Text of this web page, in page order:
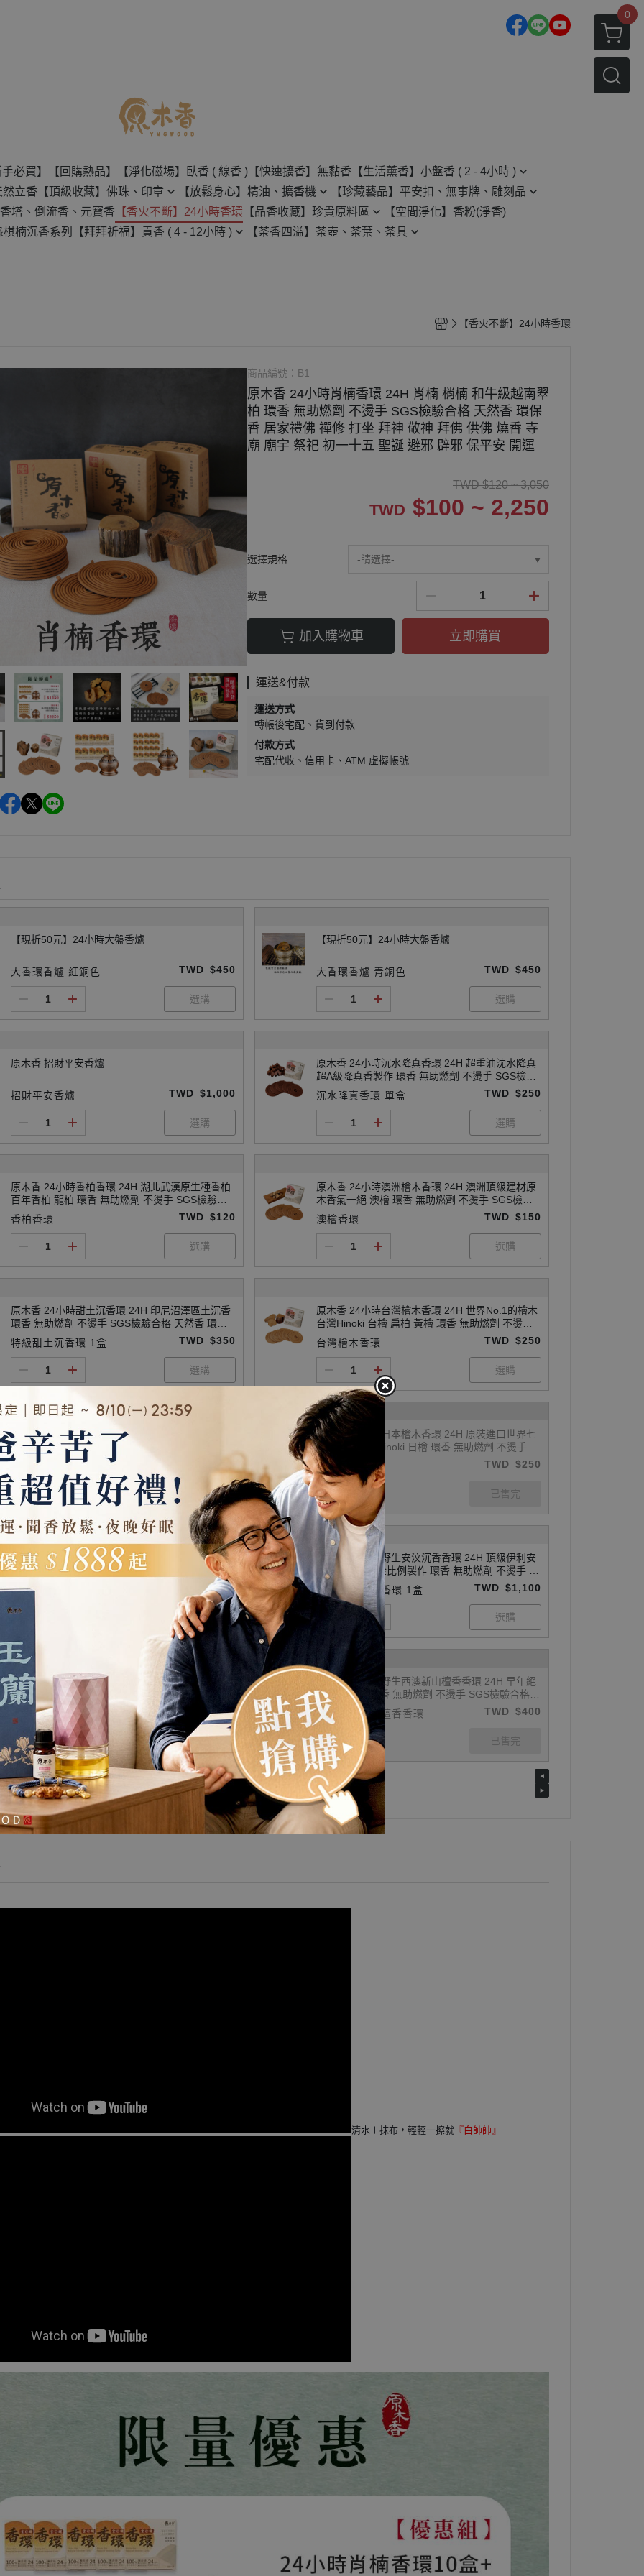
0
必買】 【回購熱品】 【淨化磁場】臥香 ( 線香 )【快速擴香】無黏香 【生活薰香】小盤香 ( 2 - 4小時 )
4H 小盤香
立香 【頂級收藏】佛珠、印章 【放鬆身心】精油、擴香機
無水擴香機
【珍藏藝品】平安扣、無事牌、雕刻品
塔、倒流香、元寶香 【香火不斷】24小時香環 【品香收藏】珍貴原料區
【空間淨化】香粉(淨香)
楠沉香系列
【拜拜祈福】貢香 ( 4 - 12小時 ) 【茶香四溢】茶壺、茶葉、茶具
【香火不斷】24小時香環
商品編號： B1
原木香 24小時肖楠香環 24H 肖楠 梢楠 和牛級越南翠
柏 環香 無助燃劑 不燙手 SGS檢驗合格 天然香 環保
香 居家禮佛 禪修 打坐 拜神 敬神 拜佛 供佛 燒香 寺
廟 廟宇 祭祀 初一十五 聖誕 避邪 辟邪 保平安 開運
TWD $120 ~ 3,050
TWD $100 ~ 2,250
選擇規格 -請選擇-
數量
加入購物車 立即購買
運送&付款
運送方式
轉帳後宅配
貨到付款
付款方式
宅配代收
信用卡 ATM 虛擬帳號
【現折50元】24小時大盤香爐
大香環香爐 紅銅色 TWD $450
【現折50元】24小時大盤香爐
大香環香爐 青銅色 TWD $450
原木香 招財平安香爐
招財平安香爐 TWD $1,000
原木香 24小時沉水降真香環 24H 超重油沈水降真
超A級降真香製作 環香 無助燃劑 不燙手 SGS檢驗
合格 天然香 環保香 居家禮佛 禪修 打坐 拜神 敬神
拜佛 供佛 燒香 寺廟 廟宇 祭祀 初一十五 聖誕 除障
香 除障 除穢 避邪 辟邪 化煞 擋煞 開運 祈福 淨化
磁場 保平安 請神
沉水降真香環 單盒 TWD $250
原木香 24小時香柏香環 24H 湖北武漢原生種香柏
百年香柏 龍柏 環香 無助燃劑 不燙手 SGS檢驗合
格 天然香 環保香 居家禮佛 禪修 打坐 拜神 敬神 拜
佛 供佛 燒香 寺廟 廟宇 祭祀 初一十五 聖誕 避邪
香柏香環 TWD $120
原木香 24小時澳洲檜木香環 24H 澳洲頂級建材原
木香氣一絕 澳檜 環香 無助燃劑 不燙手 SGS檢驗
合格 天然香 環保香 居家禮佛 禪修 打坐 拜神 敬神
拜佛 供佛 燒香 寺廟 廟宇 祭祀 初一十五 聖誕 招財
澳檜香環 TWD $150
原木香 24小時甜土沉香環 24H 印尼沼澤區土沉香
環香 無助燃劑 不燙手 SGS檢驗合格 天然香 環保
香 居家禮佛 禪修 打坐 拜神 敬神 拜佛 供佛 燒香
寺廟 廟宇 祭祀 初一十五 聖誕 開運 招財 祈福 納福
特級甜土沉香環 1盒 TWD $350
原木香 24小時台灣檜木香環 24H 世界No.1的檜木
台灣Hinoki 台檜 扁柏 黃檜 環香 無助燃劑 不燙手
SGS檢驗合格 天然香 環保香 居家禮佛 禪修 打坐
拜神 敬神 拜佛 供佛 燒香 寺廟 廟宇 祭祀 初一十五
台灣檜木香環 TWD $250
原木香 24小時寮國香杉香環 24H 頂級建材香氣清
涼撲鼻 環香 無助燃劑 不燙手 SGS檢驗合格 天然
香 環保香 居家禮佛 禪修 打坐 拜神 敬神 拜佛 供佛
燒香 寺廟 廟宇 祭祀 初一十五 聖誕 招財 祈福 開運
拜財神
寮國香杉香環
原木香 24小時日本檜木香環 24H 原裝進口世界七
大檜木之日本Hinoki 日檜 環香 無助燃劑 不燙手 S
GS檢驗合格 天然香 環保香 居家禮佛 禪修 打坐 拜
神 敬神 拜佛 供佛 燒香 寺廟 廟宇 祭祀 初一十五
聖誕 招財 開運 保平安
日本檜木香環 TWD $250
原木香 24小時古崖柏香環 24H 大巴山崖柏 環香
無助燃劑 不燙手 SGS檢驗合格 天然香 環保香 居
家禮佛 禪修 打坐 拜神 敬神 拜佛 供佛 燒香 寺廟
廟宇 祭祀 初一十五 聖誕 淨化 避邪 辟邪 除障 除穢
化煞 擋煞 保平安 淨化磁場 開運 轉運
古崖柏香環 TWD$200
原木香 24小時野生安汶沉香香環 24H 頂級伊利安
巴布亞沉香黃金比例製作 環香 無助燃劑 不燙手 S
GS檢驗合格 天然香 環保香 居家禮佛 禪修 打坐 拜
神 敬神 拜佛 供佛 燒香 寺廟 廟宇 祭祀 初一十五
聖誕 開運 招財 祈福 納福 除障 除穢 淨化
野生安汶沉香香環 1盒 TWD $1,100
原木香 24小時東非老山頭檀香香環 24H 超香頭部
製作 完美表現老山檀香渾厚豐富的氣息 環香 無助
燃劑 不燙手 SGS檢驗合格 天然香 環保香 居家禮
佛 禪修 打坐 拜神 敬神 拜佛 供佛 燒香 寺廟 廟宇
祭祀 初一十五 聖誕 淨化 避邪 辟邪 除障 除穢 保平
安 招財 開運 靜心
東非老山頭檀香香環 TWD$350
原木香 24小時野生西澳新山檀香香環 24H 早年絕
版野生檀香 環香 無助燃劑 不燙手 SGS檢驗合格
天然香 環保香 居家禮佛 禪修 打坐 拜神 敬神 拜佛
供佛 燒香 寺廟 廟宇 祭祀 初一十五 聖誕 淨化 避邪
辟邪 除障 除穢 保平安 招財 開運 靜心
野生西澳新山檀香香環 TWD $400
清水＋抹布，輕輕一擦就 『白帥帥』